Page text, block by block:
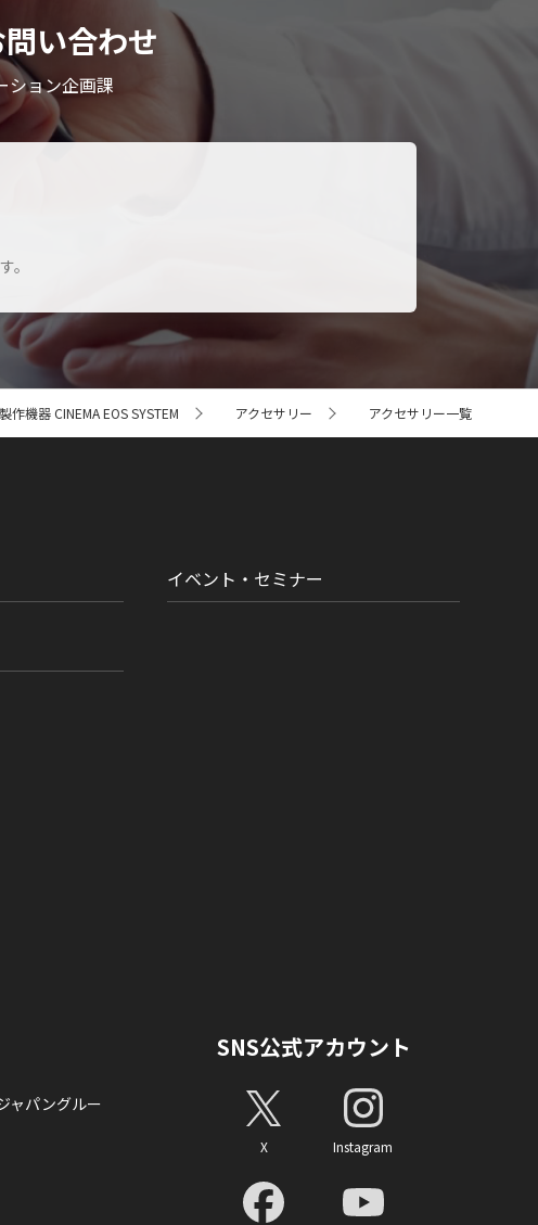
い合わせ
ション企画課
。
作機器 CINEMA EOS SYSTEM アクセサリー アクセサリー一覧
イベント・セミナー
ャパングルー
SNS公式アカウント
X Instagram